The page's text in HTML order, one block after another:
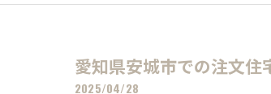
愛知県安城市での注文住
2025/04/28